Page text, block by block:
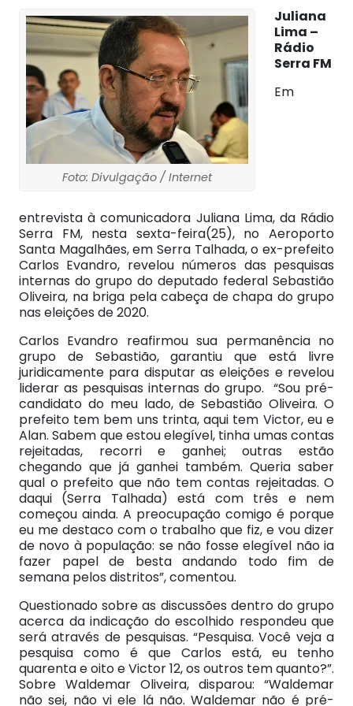
Foto: Divulgação / Internet
Juliana
Lima –
Rádio
Serra FM
Em
entrevista à comunicadora Juliana Lima, da Rádio
Serra FM, nesta sexta-feira(25), no Aeroporto
Santa Magalhães, em Serra Talhada, o ex-prefeito
Carlos Evandro, revelou números das pesquisas
internas do grupo do deputado federal Sebastião
Oliveira, na briga pela cabeça de chapa do grupo
nas eleições de 2020.
Carlos Evandro reafirmou sua permanência no
grupo de Sebastião, garantiu que está livre
juridicamente para disputar as eleições e revelou
liderar as pesquisas internas do grupo. “Sou pré-
candidato do meu lado, de Sebastião Oliveira. O
prefeito tem bem uns trinta, aqui tem Victor, eu e
Alan. Sabem que estou elegível, tinha umas contas
rejeitadas, recorri e ganhei; outras estão
chegando que já ganhei também. Queria saber
qual o prefeito que não tem contas rejeitadas. O
daqui (Serra Talhada) está com três e nem
começou ainda. A preocupação comigo é porque
eu me destaco com o trabalho que fiz, e vou dizer
de novo à população: se não fosse elegível não ia
fazer papel de besta andando todo fim de
semana pelos distritos”, comentou.
Questionado sobre as discussões dentro do grupo
acerca da indicação do escolhido respondeu que
será através de pesquisas. “Pesquisa. Você veja a
pesquisa como é que Carlos está, eu tenho
quarenta e oito e Victor 12, os outros tem quanto?”.
Sobre Waldemar Oliveira, disparou: “Waldemar
não sei, não vi ele lá não. Waldemar não é pré-